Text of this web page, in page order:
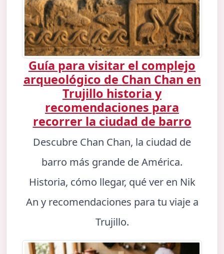
Guía para visitar el complejo
arqueológico de Chan Chan en
Trujillo historia y
recomendaciones para
recorrer la ciudad de barro
Descubre Chan Chan, la ciudad de
barro más grande de América.
Historia, cómo llegar, qué ver en Nik
An y recomendaciones para tu viaje a
Trujillo.